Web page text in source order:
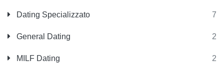
Dating Specializzato 7
General Dating 2
MILF Dating 2